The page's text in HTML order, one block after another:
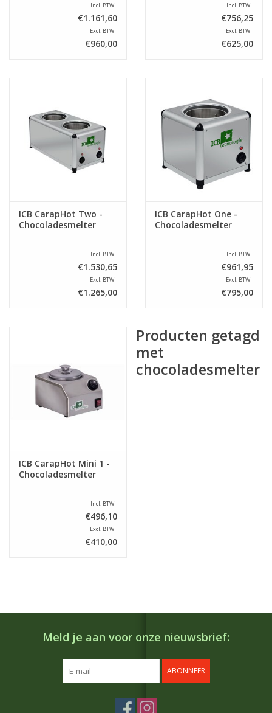
Incl. BTW
€1.161,60
Excl. BTW
€960,00
Incl. BTW
€756,25
Excl. BTW
€625,00
ICB CarapHot Two -
Chocoladesmelter
Incl. BTW
€1.530,65
Excl. BTW
€1.265,00
ICB CarapHot One -
Chocoladesmelter
Incl. BTW
€961,95
Excl. BTW
€795,00
ICB CarapHot Mini 1 -
Chocoladesmelter
Incl. BTW
€496,10
Excl. BTW
€410,00
Producten getagd
met
chocoladesmelter
Meld je aan voor onze nieuwsbrief:
ABONNEER